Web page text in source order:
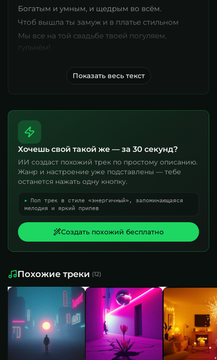
Богатым и умным, и щедрым во всём.
Чтоб вышла ты замуж и в платье стильном
Мы все на той свадьбе твоей погуляем,
гульнём!
Показать весь текст
Хочешь свой такой же — за 30 секунд?
ИИ создаст похожий трек по простому описанию.
Жанр и настроение уже подставлены — тебе
останется нажать одну кнопку.
▸ Поп трек в стиле «энергичный», запоминающаяся
мелодия и яркий припев
Создать похожий бесплатно
Похожие треки (12)